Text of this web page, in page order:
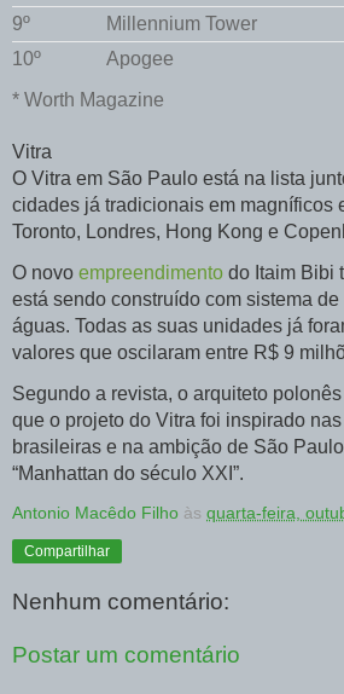
* Worth Magazine
9º
Millennium Tower
10º
Apogee
Vitra
O Vitra em São Paulo está na lista
cidades já tradicionais em magníficos
Toronto, Londres, Hong Kong e
O novo empreendimento do Itaim Bibi
está sendo construído com sistema
águas. Todas as suas unidades já
valores que oscilaram entre R$ 9
Segundo a revista, o arquiteto
que o projeto do Vitra foi inspirado
brasileiras e na ambição de São
“Manhattan do século XXI”.
Antonio Macêdo Filho às quarta-feira,
Compartilhar
Nenhum comentário:
Postar um comentário